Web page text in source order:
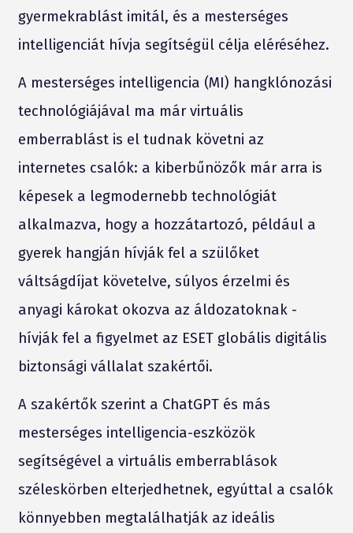
gyermekrablást imitál, és a mesterséges
intelligenciát hívja segítségül célja eléréséhez.
A mesterséges intelligencia (MI) hangklónozási
technológiájával ma már virtuális
emberrablást is el tudnak követni az
internetes csalók: a kiberbűnözők már arra is
képesek a legmodernebb technológiát
alkalmazva, hogy a hozzátartozó, például a
gyerek hangján hívják fel a szülőket
váltságdíjat követelve, súlyos érzelmi és
anyagi károkat okozva az áldozatoknak -
hívják fel a figyelmet az ESET globális digitális
biztonsági vállalat szakértői.
A szakértők szerint a ChatGPT és más
mesterséges intelligencia-eszközök
segítségével a virtuális emberrablások
széleskörben elterjedhetnek, egyúttal a csalók
könnyebben megtalálhatják az ideális